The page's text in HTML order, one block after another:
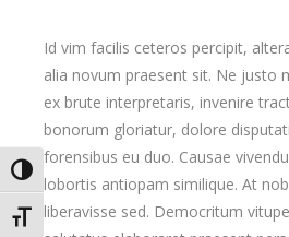
Umschalten auf hohe Kontraste
Schrift vergrößern
Id vim facilis ceteros percipit,
alia novum praesent sit. Ne justo
ex brute interpretaris, invenire
bonorum gloriatur, dolore
forensibus eu duo. Causae
lobortis antiopam similique. At
liberavisse sed. Democritum